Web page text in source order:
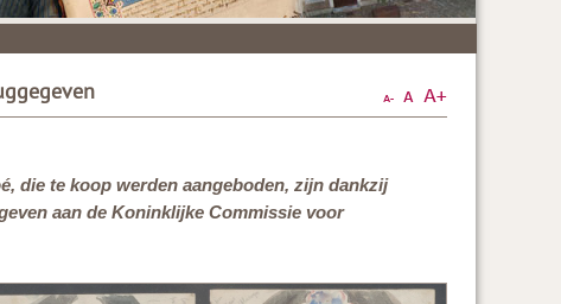
die te koop werden aangeboden, zijn dankzij
aan de Koninklijke Commissie voor